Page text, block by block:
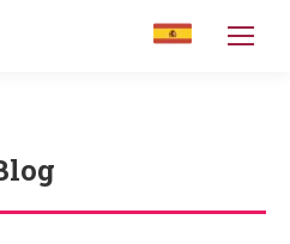
You are here: